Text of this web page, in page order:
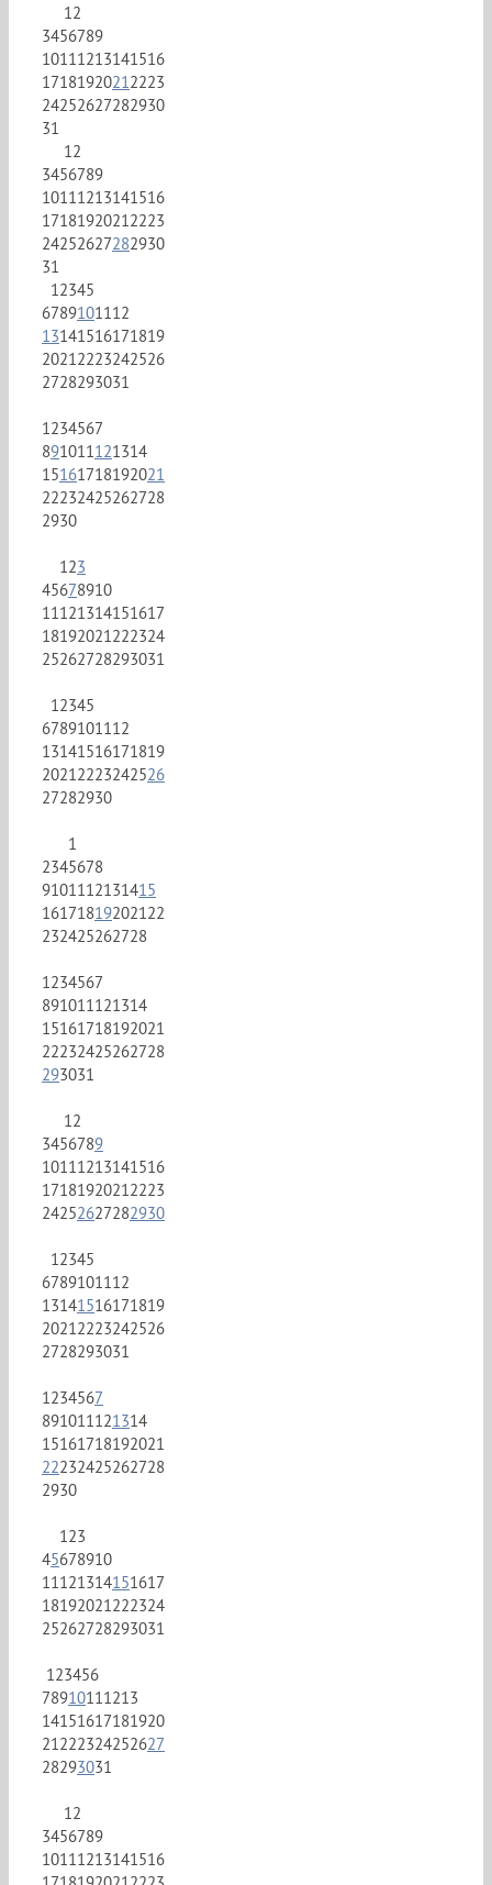
1 2
3456789
1011 1213141516
1718192021 2223
24252627282930
31
1 2
3456789
1011 1213141516
1718192021 2223
24252627282930
31
1 2345
67891011 12
13141516171819
2021 2223242526
2728293031
1 234567
891011 121314
15161718192021
22232425262728
2930
1 23
45678910
11 121314151617
18192021 222324
25262728293031
1 2345
67891011 12
13141516171819
2021 2223242526
27282930
1
2345678
91011 12131415
161718192021 22
232425262728
1 234567
891011 121314
15161718192021
22232425262728
293031
1 2
3456789
1011 1213141516
1718192021 2223
24252627282930
1 2345
67891011 12
13141516171819
2021 2223242526
2728293031
1 234567
891011 121314
15161718192021
22232425262728
2930
1 23
45678910
11 121314151617
18192021 222324
25262728293031
1 23456
7891011 1213
14151617181920
21 222324252627
28293031
1 2
3456789
1011 1213141516